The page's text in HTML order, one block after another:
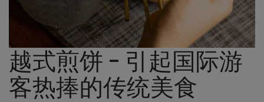
越式煎饼 - 引起国际游
客热捧的传统美食